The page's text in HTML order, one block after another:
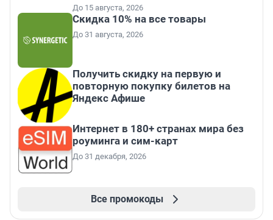
До 15 августа, 2026
Скидка 10% на все товары
До 31 августа, 2026
Получить скидку на первую и
повторную покупку билетов на
Яндекс Афише
Интернет в 180+ странах мира без
роуминга и сим-карт
До 31 декабря, 2026
Все промокоды